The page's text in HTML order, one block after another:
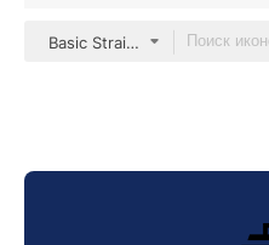
Basic Straight Filled